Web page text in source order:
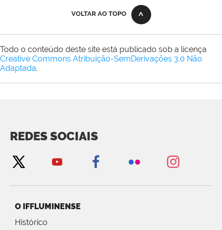
VOLTAR AO TOPO
Todo o conteúdo deste site está publicado sob a licença
Creative Commons Atribuição-SemDerivações 3.0 Não
Adaptada.
REDES SOCIAIS
O IFFLUMINENSE
Histórico